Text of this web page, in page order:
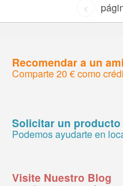
<
Recomendar a un
Comparte 20 € como
Solicitar un producto
Podemos ayudarte en
Visite Nuestro Blog